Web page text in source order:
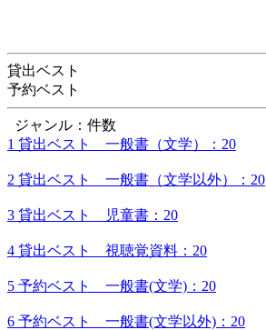
貸出ベスト
予約ベスト
ジャンル：件数
1 貸出ベスト 一般書（文学）：20
2 貸出ベスト 一般書（文学以外）：20
3 貸出ベスト 児童書：20
4 貸出ベスト 視聴覚資料：20
5 予約ベスト 一般書(文学)：20
6 予約ベスト 一般書(文学以外)：20